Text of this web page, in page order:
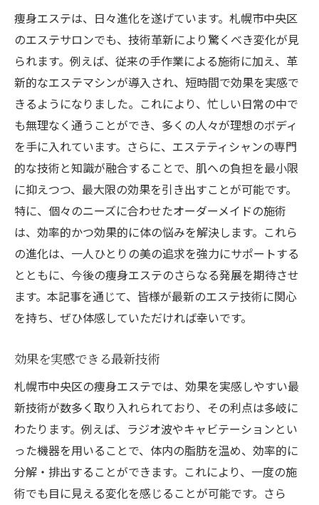
痩身エステは、日々進化を遂げています。札幌市中央区
のエステサロンでも、技術革新により驚くべき変化が見
られます。例えば、従来の手作業による施術に加え、革
新的なエステマシンが導入され、短時間で効果を実感で
きるようになりました。これにより、忙しい日常の中で
も無理なく通うことができ、多くの人々が理想のボディ
を手に入れています。さらに、エステティシャンの専門
的な技術と知識が融合することで、肌への負担を最小限
に抑えつつ、最大限の効果を引き出すことが可能です。
特に、個々のニーズに合わせたオーダーメイドの施術
は、効率的かつ効果的に体の悩みを解決します。これら
の進化は、一人ひとりの美の追求を強力にサポートする
とともに、今後の痩身エステのさらなる発展を期待させ
ます。本記事を通じて、皆様が最新のエステ技術に関心
を持ち、ぜひ体感していただければ幸いです。
効果を実感できる最新技術
札幌市中央区の痩身エステでは、効果を実感しやすい最
新技術が数多く取り入れられており、その利点は多岐に
わたります。例えば、ラジオ波やキャビテーションとい
った機器を用いることで、体内の脂肪を温め、効率的に
分解・排出することができます。これにより、一度の施
術でも目に見える変化を感じることが可能です。さら